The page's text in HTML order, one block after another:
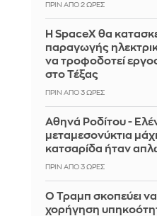
ΠΡΙΝ ΑΠΌ 2 ΏΡΕΣ
Η SpaceX θα
παραγωγής
να τροφοδοτεί
στο Τέξας
ΠΡΙΝ ΑΠΌ 3 ΏΡΕΣ
Αθηνά Ροδίτου -
μεταμεσονύκτια
κατσαρίδα ήταν
ΠΡΙΝ ΑΠΌ 3 ΏΡΕΣ
Ο Τραμπ σκοπεύει
χορήγηση